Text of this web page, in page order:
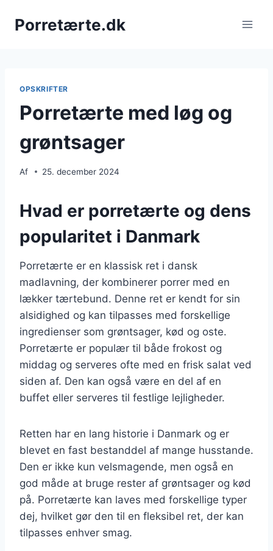
Porretærte.dk
OPSKRIFTER
Porretærte med løg og
grøntsager
Af 25. december 2024
Hvad er porretærte og dens
popularitet i Danmark
Porretærte er en klassisk ret i dansk
madlavning, der kombinerer porrer med en
lækker tærtebund. Denne ret er kendt for sin
alsidighed og kan tilpasses med forskellige
ingredienser som grøntsager, kød og oste.
Porretærte er populær til både frokost og
middag og serveres ofte med en frisk salat ved
siden af. Den kan også være en del af en
buffet eller serveres til festlige lejligheder.
Retten har en lang historie i Danmark og er
blevet en fast bestanddel af mange husstande.
Den er ikke kun velsmagende, men også en
god måde at bruge rester af grøntsager og kød
på. Porretærte kan laves med forskellige typer
dej, hvilket gør den til en fleksibel ret, der kan
tilpasses enhver smag.